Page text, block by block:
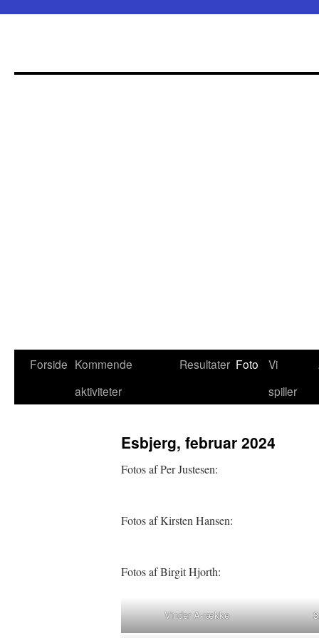
Hop
Forside Kommende
aktiviteter
Resultater Foto
Vi
spiller
Esbjerg, februar 2024
Fotos af Per Justesen:
Fotos af Kirsten Hansen:
Fotos af Birgit Hjorth:
Vinder A-række